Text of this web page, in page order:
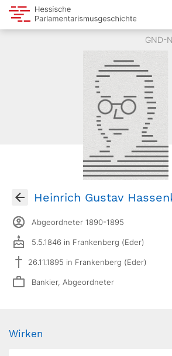
GND-
Heinrich Gustav
Abgeordneter 1890-1895
5.5.1846 in Frankenberg (Eder)
26.11.1895 in Frankenberg (Eder)
Bankier, Abgeordneter
Wirken